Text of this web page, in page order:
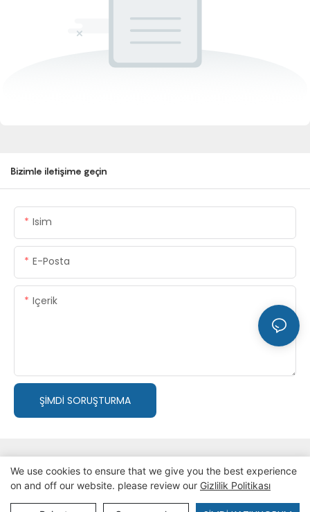
Bizimle iletişime geçin
Isim
E-Posta
Içerik
ŞIMDI SORUŞTURMA
Telif hakkı © 2024 ZZKINGMACHINERY Gizlilik Politikasısite
We use cookies to ensure that we give you the best experience
on and off our website. please review our Gizlilik Politikası